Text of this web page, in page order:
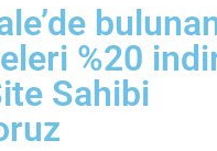
%20
Sahibi